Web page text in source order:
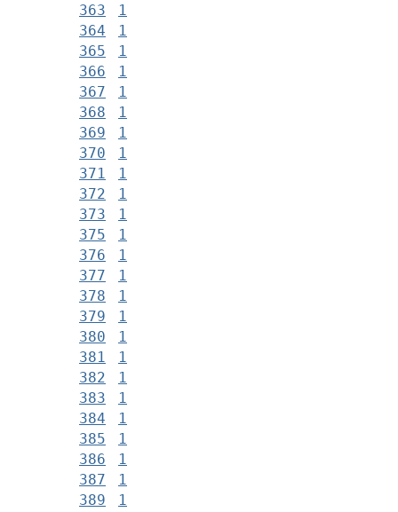
363
1
364
1
365
1
366
1
367
1
368
1
369
1
370
1
371
1
372
1
373
1
375
1
376
1
377
1
378
1
379
1
380
1
381
1
382
1
383
1
384
1
385
1
386
1
387
1
389
1